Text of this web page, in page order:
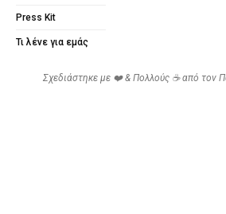
Press Kit
Τι λένε για εμάς
Σχεδιάστηκε με ❤️ & Πολλούς ☕ από τον